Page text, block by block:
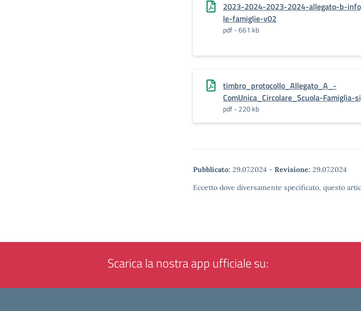
2023-2024-2023-2024-allegato-b-
le-famiglie-v02
pdf - 661 kb
timbro_protocollo_Allegato_A_-
ComUnica_Circolare_Scuola-Famiglia-
pdf - 220 kb
Pubblicato: 29.07.2024 - Revisione: 29.07.2024
Eccetto dove diversamente specificato, questo
Scarica la nostra app ufficiale su: